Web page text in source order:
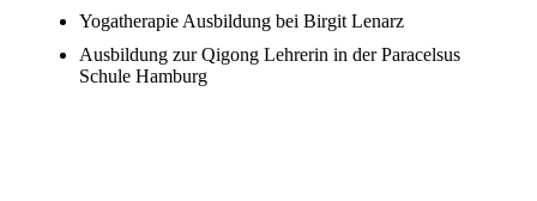
Yogatherapie Ausbildung bei Birgit Lenarz
Ausbildung zur Qigong Lehrerin in der Paracelsus
Schule Hamburg